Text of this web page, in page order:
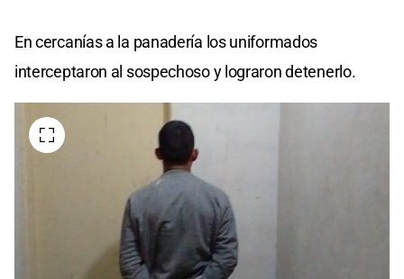
En cercanías a la panadería los uniformados
interceptaron al sospechoso y lograron detenerlo.